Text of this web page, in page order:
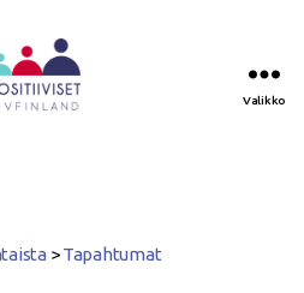
Valikko
>Tapahtumat